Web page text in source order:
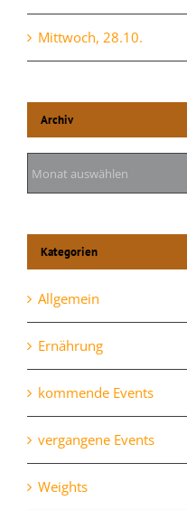
Mittwoch, 28.10.
Archiv
Archiv
Kategorien
Allgemein
Ernährung
kommende Events
vergangene Events
Weights